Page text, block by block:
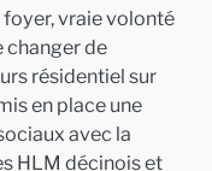
vraie volonté
changer de
résidentiel sur
en place une
avec la
HLM décinois et